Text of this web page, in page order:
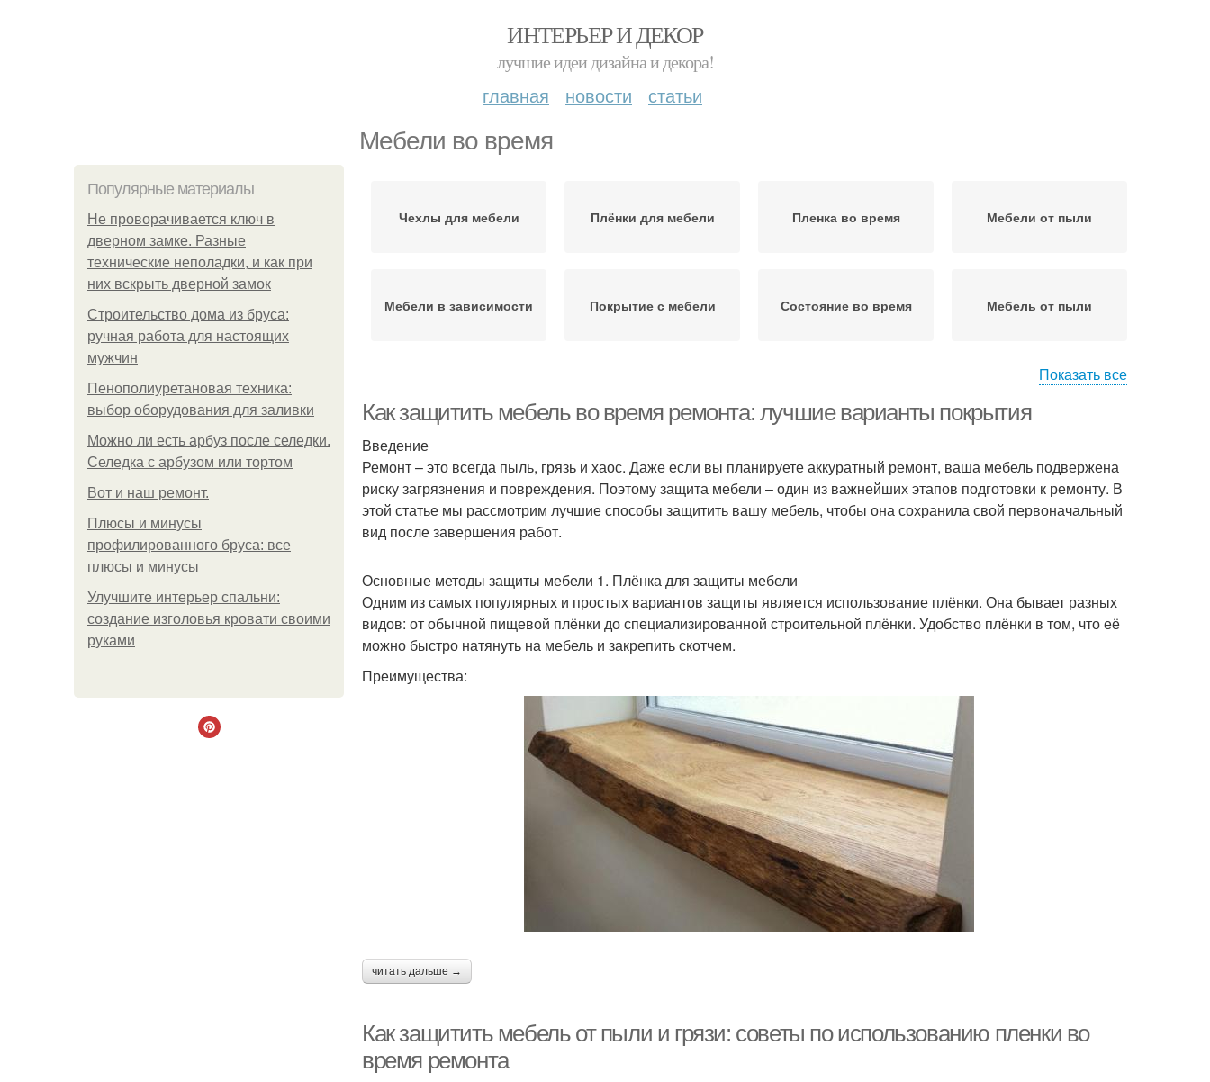
ИНТЕРЬЕР И ДЕКОР
лучшие идеи дизайна и декора!
главная новости статьи
Мебели во время
Популярные материалы
Не проворачивается ключ в
дверном замке. Разные
технические неполадки, и как при
них вскрыть дверной замок
Строительство дома из бруса:
ручная работа для настоящих
мужчин
Пенополиуретановая техника:
выбор оборудования для заливки
Можно ли есть арбуз после селедки.
Селедка с арбузом или тортом
Boт и наш ремoнт.
Плюсы и минусы
профилированного бруса: все
плюсы и минусы
Улучшите интерьер спальни:
создание изголовья кровати своими
руками
Чехлы для мебели Плёнки для мебели Пленка во время Мебели от пыли
Мебели в зависимости Покрытие с мебели Состояние во время Мебель от пыли
Мебели к защите Царапины на мебели Лучи во время Покрытия с мебели
Лак во время Хранилища во время
Показать все
Как защитить мебель во время ремонта: лучшие варианты покрытия
Введение
Ремонт – это всегда пыль, грязь и хаос. Даже если вы планируете аккуратный ремонт, ваша мебель подвержена
риску загрязнения и повреждения. Поэтому защита мебели – один из важнейших этапов подготовки к ремонту. В
этой статье мы рассмотрим лучшие способы защитить вашу мебель, чтобы она сохранила свой первоначальный
вид после завершения работ.
Основные методы защиты мебели 1. Плёнка для защиты мебели
Одним из самых популярных и простых вариантов защиты является использование плёнки. Она бывает разных
видов: от обычной пищевой плёнки до специализированной строительной плёнки. Удобство плёнки в том, что её
можно быстро натянуть на мебель и закрепить скотчем.
Преимущества:
читать дальше →
Как защитить мебель от пыли и грязи: советы по использованию пленки во
время ремонта